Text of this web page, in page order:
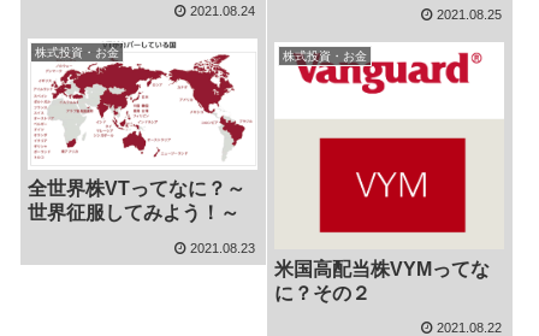
2021.08.25
2021.08.24
株式投資・お金
全世界株VTってなに？～
世界征服してみよう！～
2021.08.23
株式投資・お金
米国高配当株VYMってな
に？その２
2021.08.22